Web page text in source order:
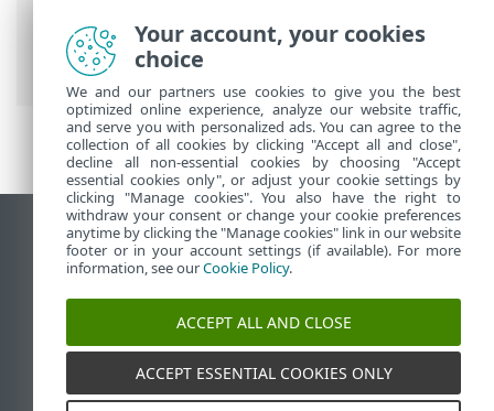
ESET PROTECT On-Prem メインメニュー
タスク > 詳細設定 - 調整
デスクトップサイトの表示
End of Life
ESETナレッジベース
ESETフォーラム
ESET Status Portal
地域サポート
Your account, your cookies
choice
We and our partners use cookies to give you the best
optimized online experience, analyze our website traffic,
and serve you with personalized ads. You can agree to the
collection of all cookies by clicking "Accept all and close",
decline all non-essential cookies by choosing "Accept
essential cookies only", or adjust your cookie settings by
clicking "Manage cookies". You also have the right to
withdraw your consent or change your cookie preferences
anytime by clicking the "Manage cookies" link in our website
footer or in your account settings (if available). For more
information, see ourCookie Policy.
ACCEPT ALL AND CLOSE
ACCEPT ESSENTIAL COOKIES ONLY